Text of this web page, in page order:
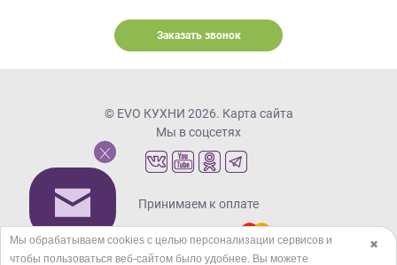
Заказать звонок
© EVO КУХНИ 2026. Карта сайта
Мы в соцсетях
Принимаем к оплате
✖
Мы обрабатываем cookies с целью персонализации сервисов и
чтобы пользоваться веб-сайтом было удобнее. Вы можете